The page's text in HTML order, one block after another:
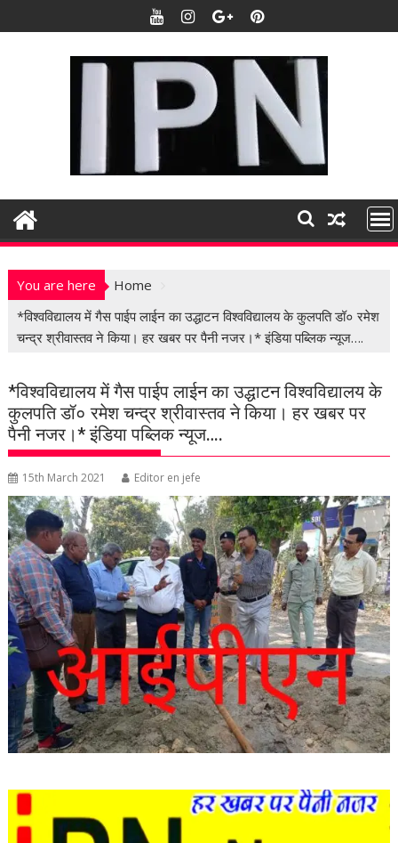
k
t
n
You are here
Home
*विश्वविद्यालय में गैस पाईप लाईन का उद्धाटन विश्वविद्यालय के कुलपति डॉ० रमेश
चन्द्र श्रीवास्तव ने किया। हर खबर पर पैनी नजर।* इंडिया पब्लिक न्यूज….
*विश्वविद्यालय में गैस पाईप लाईन का उद्धाटन विश्वविद्यालय के
कुलपति डॉ० रमेश चन्द्र श्रीवास्तव ने किया। हर खबर पर
पैनी नजर।* इंडिया पब्लिक न्यूज….
15th March 2021 Editor en jefe